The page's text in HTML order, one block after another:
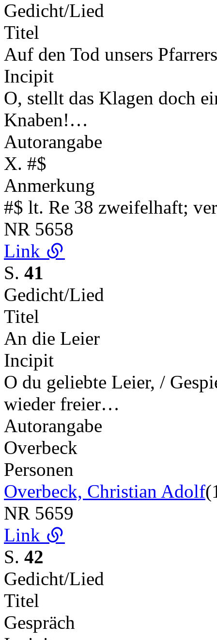
Gedicht/Lied
Titel
Auf den Tod unsers Pfarrers
Incipit
O, stellt das Klagen doch
Knaben!…
Autorangabe
X. #$
Anmerkung
#$ lt. Re 38 zweifelhaft;
NR 5658
Link
S. 41
Gedicht/Lied
Titel
An die Leier
Incipit
O du geliebte Leier, /
wieder freier…
Autorangabe
Overbeck
Personen
Overbeck, Christian Adolf
NR 5659
Link
S. 42
Gedicht/Lied
Titel
Gespräch